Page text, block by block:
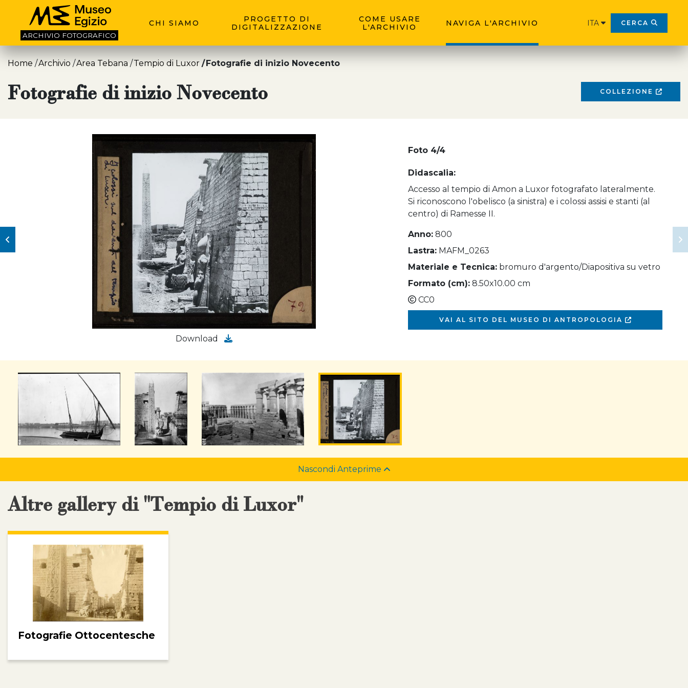
ARCHIVIO FOTOGRAFICO
CHI SIAMO
PROGETTO DI
DIGITALIZZAZIONE
COME USARE
L'ARCHIVIO
NAVIGA L'ARCHIVIO ITA CERCA
Home Archivio Area Tebana Tempio di Luxor Fotografie di inizio Novecento
COLLEZIONE
Fotografie di inizio Novecento
Download
Foto 4/4
Didascalia:
Accesso al tempio di Amon a Luxor fotografato lateralmente.
Si riconoscono l'obelisco (a sinistra) e i colossi assisi e stanti (al
centro) di Ramesse II.
Anno: 800
Lastra: MAFM_0263
Materiale e Tecnica: bromuro d'argento/Diapositiva su vetro
Formato (cm): 8.50x10.00 cm
CC0
VAI AL SITO DEL MUSEO DI ANTROPOLOGIA
Nascondi Anteprime
Altre gallery di "Tempio di Luxor"
Fotografie Ottocentesche